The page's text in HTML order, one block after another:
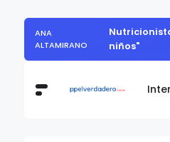
ANA
ALTAMIRANO
niños"